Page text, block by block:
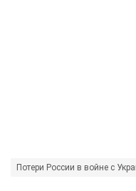
Потери России в войне с